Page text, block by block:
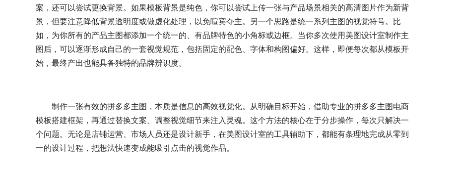
案，还可以尝试更换背景。如果模板背景是纯色，你可以尝试上传一张与产品场景相关的高清图片作为新背
景，但要注意降低背景透明度或做虚化处理，以免喧宾夺主。另一个思路是统一系列主图的视觉符号。比
如，为你所有的产品主图都添加一个统一的、有品牌特色的小角标或边框。当你多次使用美图设计室制作主
图后，可以逐渐形成自己的一套视觉规范，包括固定的配色、字体和构图偏好。这样，即便每次都从模板开
始，最终产出也能具备独特的品牌辨识度。
制作一张有效的拼多多主图，本质是信息的高效视觉化。从明确目标开始，借助专业的拼多多主图电商
模板搭建框架，再通过替换文案、调整视觉细节来注入灵魂。这个方法的核心在于分步操作，每次只解决一
个问题。无论是店铺运营、市场人员还是设计新手，在美图设计室的工具辅助下，都能有条理地完成从零到
一的设计过程，把想法快速变成能吸引点击的视觉作品。